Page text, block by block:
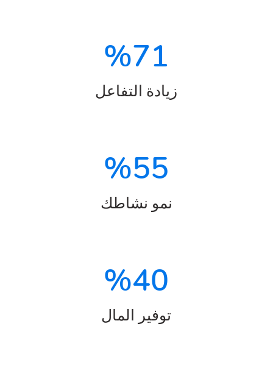
71
%
زيادة التفاعل
55
%
نمو نشاطك
40
%
توفير المال